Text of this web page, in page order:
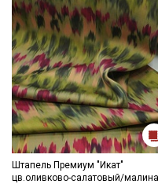
Штапель Премиум "Икат"
цв.оливково-салатовый/
Ознакомлен(а) с
данныхи даю
данных
ДаюСогласие на
информационных